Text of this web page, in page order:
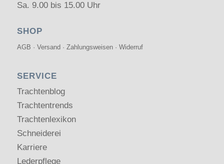
Sa. 9.00 bis 15.00 Uhr
SHOP
AGB · Versand · Zahlungsweisen· Widerruf
SERVICE
Trachtenblog
Trachtentrends
Trachtenlexikon
Schneiderei
Karriere
Lederpflege